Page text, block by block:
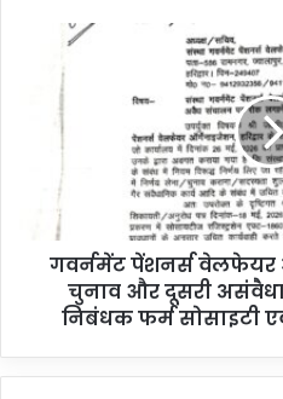
गवर्नमेंट पेंशनर्स वेलफेयर
चुनाव और दूसरी
निबंधक फर्म सोसाइटी